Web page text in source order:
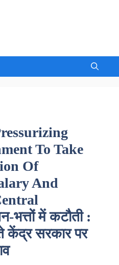
To Take
Of
And
भत्तों में कटौती :
केंद्र सरकार पर